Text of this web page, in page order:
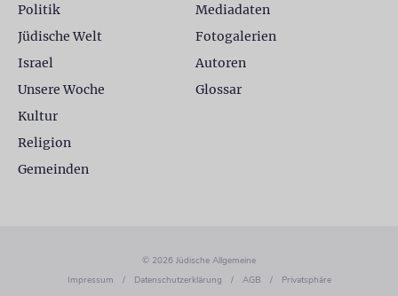
Politik
Jüdische Welt
Israel
Unsere Woche
Kultur
Religion
Gemeinden
Mediadaten
Fotogalerien
Autoren
Glossar
© 2026 Jüdische Allgemeine
Impressum
/ Datenschutzerklärung / AGB / Privatsphäre